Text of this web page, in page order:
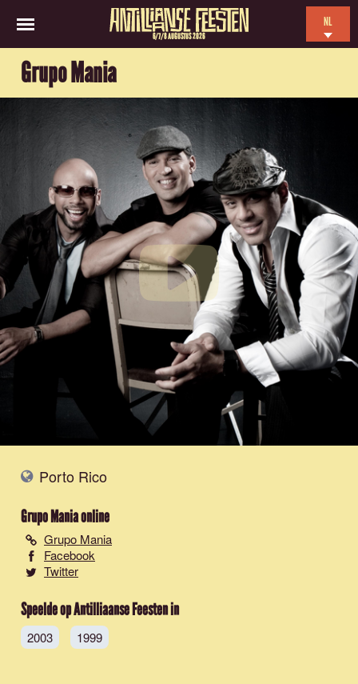
6/7/8 AUGUSTUS 2026
NL
Grupo Mania
Porto Rico
Grupo Maniaonline
Grupo Mania
Facebook
Twitter
Speelde op Antilliaanse Feesten in
2003 1999